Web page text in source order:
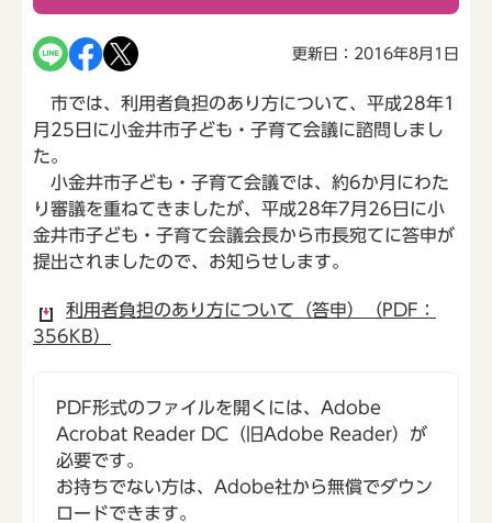
更新日：2016年8月1日
市では、利用者負担のあり方について、平成28年1
月25日に小金井市子ども・子育て会議に諮問しまし
た。
小金井市子ども・子育て会議では、約6か月にわた
り審議を重ねてきましたが、平成28年7月26日に小
金井市子ども・子育て会議会長から市長宛てに答申が
提出されましたので、お知らせします。
利用者負担のあり方について（答申）（PDF：
356KB）
PDF形式のファイルを開くには、Adobe
Acrobat Reader DC（旧Adobe Reader）が
必要です。
お持ちでない方は、Adobe社から無償でダウン
ロードできます。